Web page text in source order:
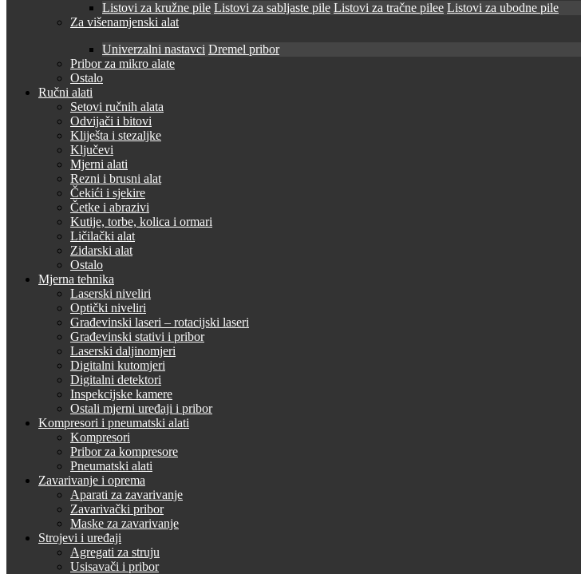
Listovi za kružne pile Listovi za sabljaste pile Listovi za tračne pilee Listovi za ubodne pile
Za višenamjenski alat
Univerzalni nastavci Dremel pribor
Pribor za mikro alate
Ostalo
Ručni alati
Setovi ručnih alata
Odvijači i bitovi
Kliješta i stezaljke
Ključevi
Mjerni alati
Rezni i brusni alat
Čekići i sjekire
Četke i abrazivi
Kutije, torbe, kolica i ormari
Ličilački alat
Zidarski alat
Ostalo
Mjerna tehnika
Laserski niveliri
Optički niveliri
Građevinski laseri – rotacijski laseri
Građevinski stativi i pribor
Laserski daljinomjeri
Digitalni kutomjeri
Digitalni detektori
Inspekcijske kamere
Ostali mjerni uređaji i pribor
Kompresori i pneumatski alati
Kompresori
Pribor za kompresore
Pneumatski alati
Zavarivanje i oprema
Aparati za zavarivanje
Zavarivački pribor
Maske za zavarivanje
Strojevi i uređaji
Agregati za struju
Usisavači i pribor